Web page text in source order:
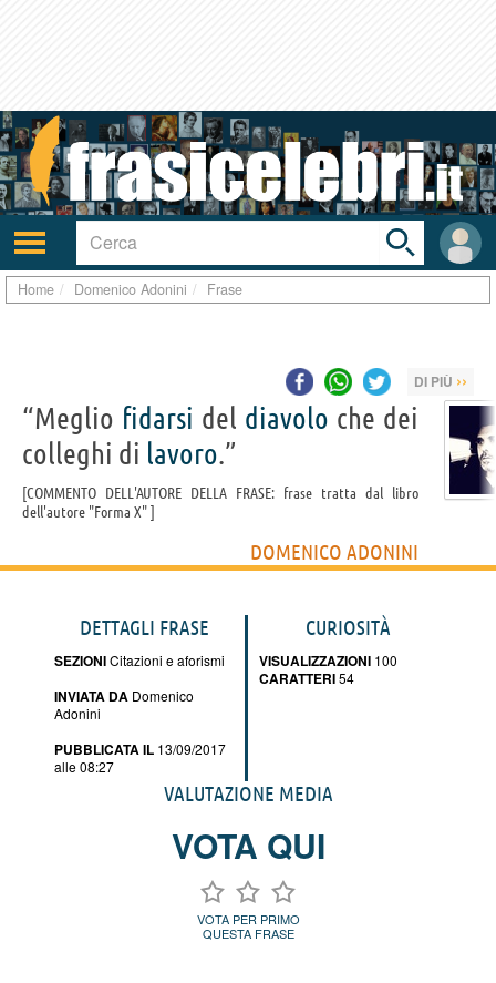
Attiva/disattiva
navigazione
User
area
Toggle
search
bar
Home Domenico Adonini Frase
DI PIÙ ››
“Meglio fidarsi del diavolo che dei
colleghi di lavoro.”
COMMENTO DELL'AUTORE DELLA FRASE: frase tratta dal libro
dell'autore "Forma X"
DOMENICO ADONINI
DETTAGLI FRASE
SEZIONICitazioni e aforismi
INVIATA DA Domenico
Adonini
PUBBLICATA IL 13/09/2017
alle 08:27
CURIOSITÀ
VISUALIZZAZIONI 100
CARATTERI54
VALUTAZIONE MEDIA
VOTA QUI
VOTA PER PRIMO
QUESTA FRASE